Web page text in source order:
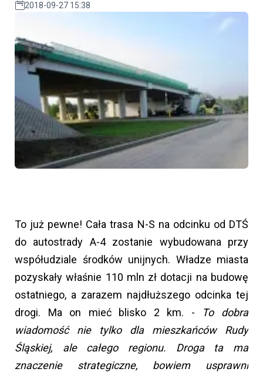
2018-09-27 15:38
To już pewne! Cała trasa N-S na odcinku od DTŚ
do autostrady A-4 zostanie wybudowana przy
współudziale środków unijnych. Władze miasta
pozyskały właśnie 110 mln zł dotacji na budowę
ostatniego, a zarazem najdłuższego odcinka tej
drogi. Ma on mieć blisko 2 km. -
To dobra
wiadomość nie tylko dla mieszkańców Rudy
Śląskiej, ale całego regionu. Droga ta ma
znaczenie strategiczne, bowiem usprawni